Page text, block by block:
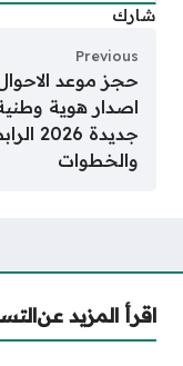
شارك
Previous
حجز موعد
اصدار هوية
جديدة 2026
والخطوات
اقرأ المزيد عن